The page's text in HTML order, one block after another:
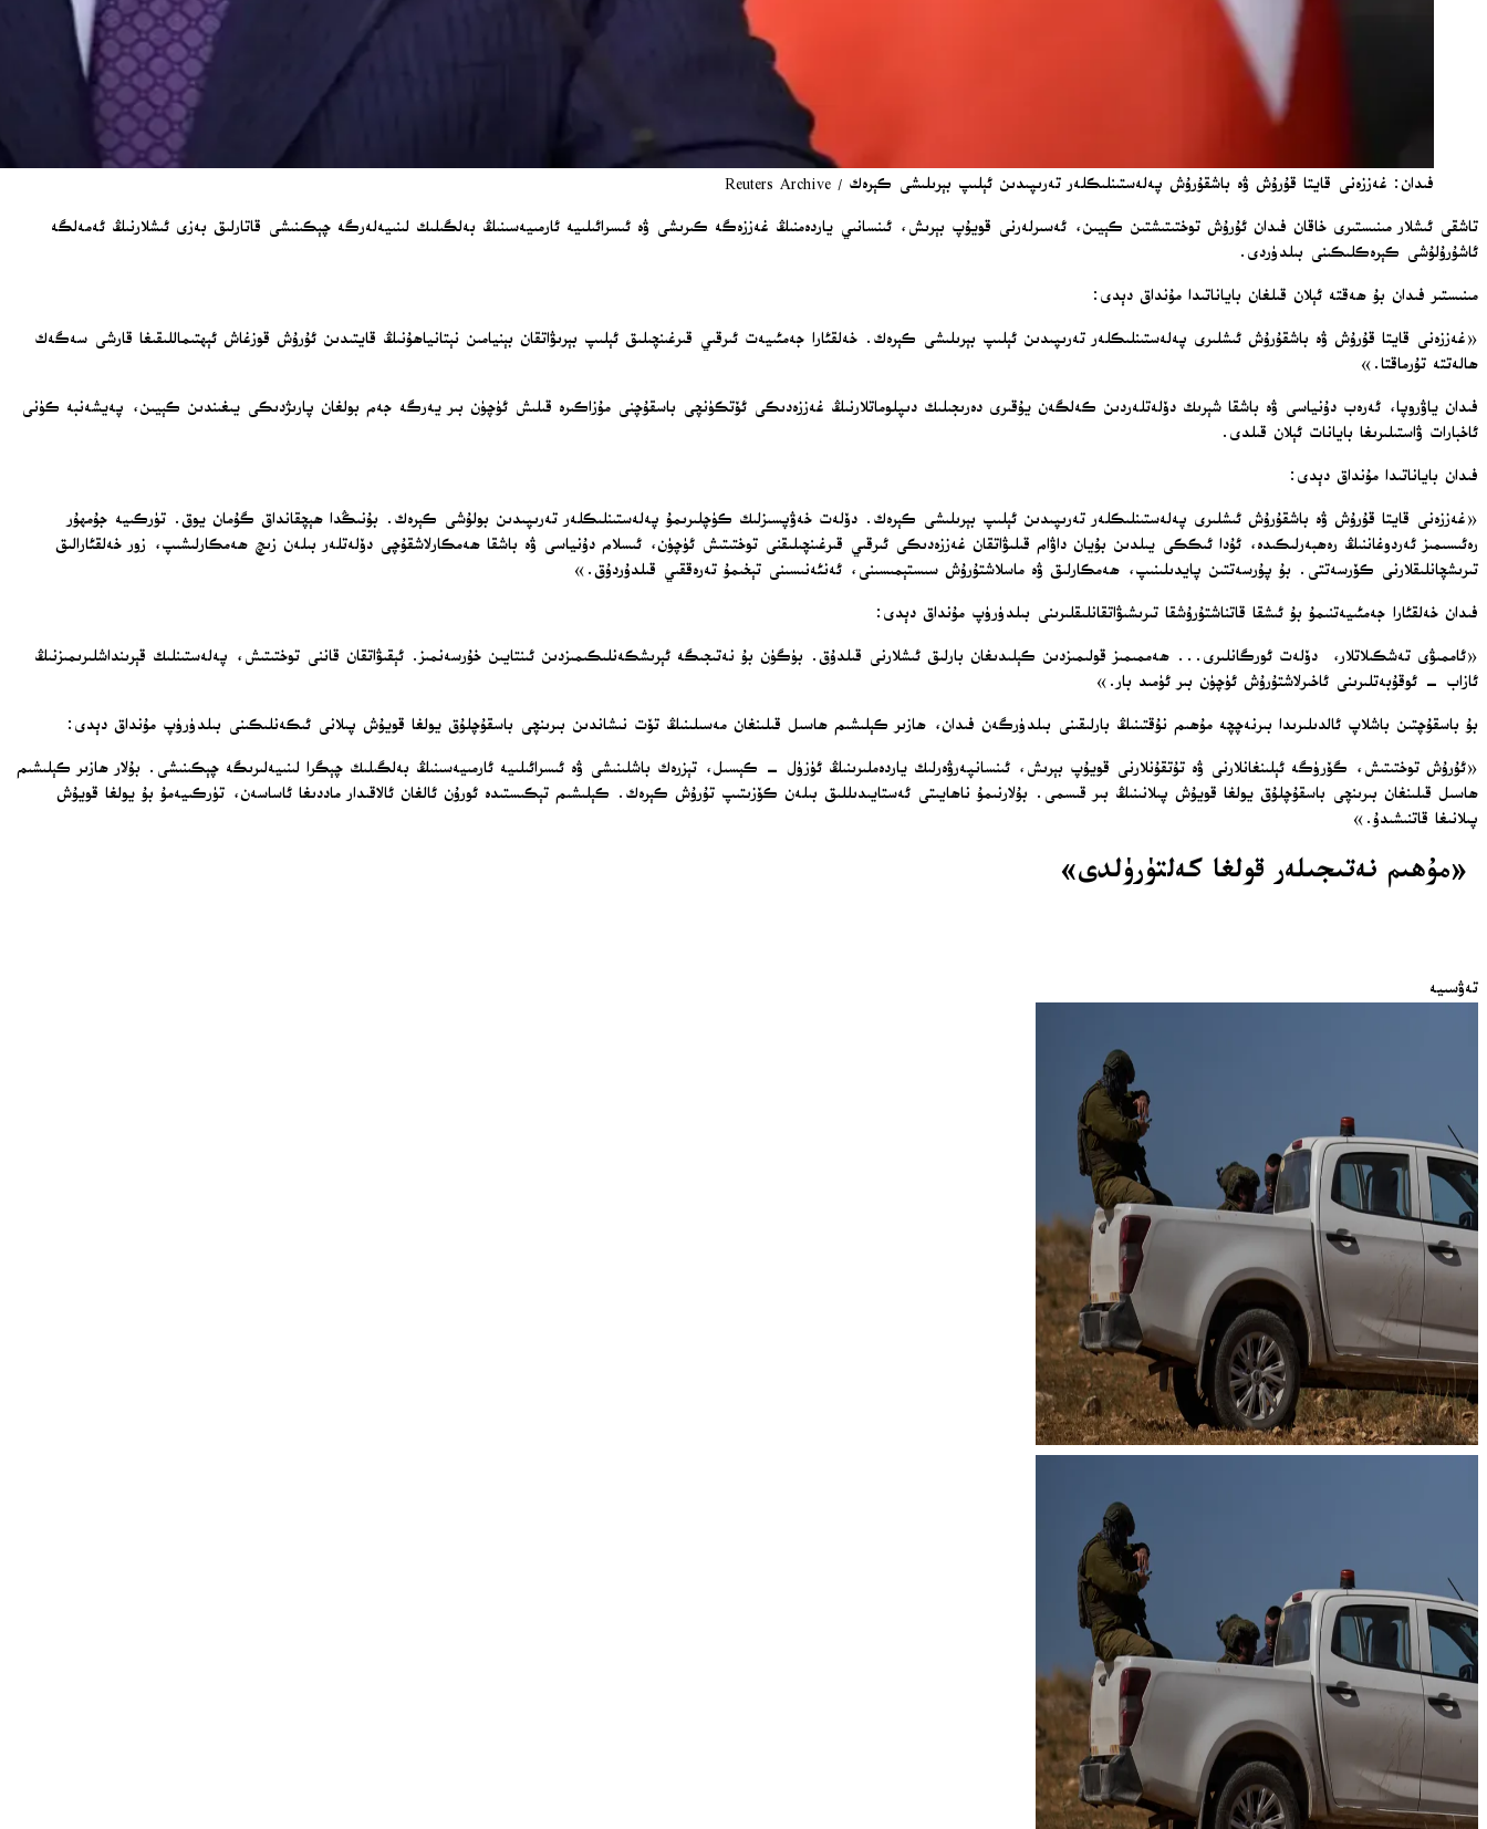
فىدان: غەززەنى قايتا قۇرۇش ۋە باشقۇرۇش پەلەستىنلىكلەر تەرىپىدىن ئېلىپ بېرىلىشى كېرەك / Reuters Archive
تاشقى ئىشلار مىنىستىرى خاقان فىدان ئۇرۇش توختىتىشتىن كېيىن، ئەسىرلەرنى قويۇپ بېرىش، ئىنسانىي ياردەمنىڭ غەززەگە كىرىشى ۋە ئىسرائىلىيە ئارمىيەسىنىڭ بەلگىلىك لىنىيەلەرگە چېكىنىشى قاتارلىق بەزى ئىشلارنىڭ ئەمەلگە
ئاشۇرۇلۇشى كېرەكلىكىنى بىلدۈردى.
مىنىستىر فىدان بۇ ھەقتە ئېلان قىلغان باياناتىدا مۇنداق دېدى:
«غەززەنى قايتا قۇرۇش ۋە باشقۇرۇش ئىشلىرى پەلەستىنلىكلەر تەرىپىدىن ئېلىپ بېرىلىشى كېرەك. خەلقئارا جەمئىيەت ئىرقىي قىرغىنچىلىق ئېلىپ بېرىۋاتقان بېنيامىن نېتانياھۇنىڭ قايتىدىن ئۇرۇش قوزغاش ئېھتىماللىقىغا قارشى سەگەك
ھالەتتە تۇرماقتا.»
فىدان ياۋروپا، ئەرەب دۇنياسى ۋە باشقا شېرىك دۆلەتلەردىن كەلگەن يۇقىرى دەرىجىلىك دىپلوماتلارنىڭ غەززەدىكى ئۆتكۈنچى باسقۇچنى مۇزاكىرە قىلىش ئۈچۈن بىر يەرگە جەم بولغان پارىژدىكى يىغىندىن كېيىن، پەيشەنبە كۈنى
ئاخبارات ۋاستىلىرىغا بايانات ئېلان قىلدى.
فىدان باياناتىدا مۇنداق دېدى:
«غەززەنى قايتا قۇرۇش ۋە باشقۇرۇش ئىشلىرى پەلەستىنلىكلەر تەرىپىدىن ئېلىپ بېرىلىشى كېرەك. دۆلەت خەۋپسىزلىك كۈچلىرىمۇ پەلەستىنلىكلەر تەرىپىدىن بولۇشى كېرەك. بۇنىڭدا ھېچقانداق گۇمان يوق. تۈركىيە جۇمھۇر
رەئىسىمىز ئەردوغاننىڭ رەھبەرلىكىدە، ئۇدا ئىككى يىلدىن بۇيان داۋام قىلىۋاتقان غەززەدىكى ئىرقىي قىرغىنچىلىقنى توختىتىش ئۈچۈن، ئىسلام دۇنياسى ۋە باشقا ھەمكارلاشقۇچى دۆلەتلەر بىلەن زىچ ھەمكارلىشىپ، زور خەلقئارالىق
تىرىشچانلىقلارنى كۆرسەتتى. بۇ پۇرسەتتىن پايدىلىنىپ، ھەمكارلىق ۋە ماسلاشتۇرۇش سىستېمىسىنى، ئەنئەنىسىنى تېخىمۇ تەرەققىي قىلدۇردۇق.»
فىدان خەلقئارا جەمئىيەتنىمۇ بۇ ئىشقا قاتناشتۇرۇشقا تىرىشىۋاتقانلىقلىرىنى بىلدۈرۈپ مۇنداق دېدى:
«ئاممىۋى تەشكىلاتلار، دۆلەت ئورگانلىرى... ھەممىمىز قولىمىزدىن كېلىدىغان بارلىق ئىشلارنى قىلدۇق. بۈگۈن بۇ نەتىجىگە ئېرىشكەنلىكىمىزدىن ئىنتايىن خۇرسەنمىز. ئېقىۋاتقان قاننى توختىتىش، پەلەستىنلىك قېرىنداشلىرىمىزنىڭ
ئازاب – ئوقۇبەتلىرىنى ئاخىرلاشتۇرۇش ئۈچۈن بىر ئۈمىد بار.»
بۇ باسقۇچتىن باشلاپ ئالدىلىرىدا بىرنەچچە مۇھىم نۇقتىنىڭ بارلىقىنى بىلدۈرگەن فىدان، ھازىر كېلىشىم ھاسىل قىلىنغان مەسىلىنىڭ تۆت نىشاندىن بىرىنچى باسقۇچلۇق يولغا قويۇش پىلانى ئىكەنلىكىنى بىلدۈرۈپ مۇنداق دېدى:
«ئۇرۇش توختىتىش، گۆرۈگە ئېلىنغانلارنى ۋە تۇتقۇنلارنى قويۇپ بېرىش، ئىنسانپەرۋەرلىك ياردەملىرىنىڭ ئۈزۈل – كېسىل، تېزرەك باشلىنىشى ۋە ئىسرائىلىيە ئارمىيەسىنىڭ بەلگىلىك چېگرا لىنىيەلىرىگە چېكىنىشى. بۇلار ھازىر كېلىشىم
ھاسىل قىلىنغان بىرىنچى باسقۇچلۇق يولغا قويۇش پىلانىنىڭ بىر قىسمى. بۇلارنىمۇ ناھايىتى ئەستايىدىللىق بىلەن كۆزىتىپ تۇرۇش كېرەك. كېلىشىم تېكىستىدە ئورۇن ئالغان ئالاقىدار ماددىغا ئاساسەن، تۈركىيەمۇ بۇ يولغا قويۇش
پىلانىغا قاتنىشىدۇ.»
«مۇھىم نەتىجىلەر قولغا كەلتۈرۈلدى»
تەۋسىيە